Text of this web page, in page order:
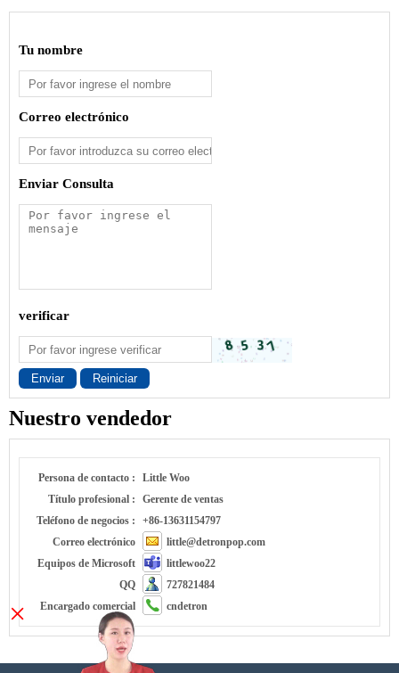
Tu nombre
Correo electrónico
Enviar Consulta
verificar
Enviar Reiniciar
Nuestro vendedor
Persona de contacto :
Little Woo
Título profesional :
Gerente de ventas
Teléfono de negocios :
+86-13631154797
Correo electrónico
little@detronpop.com
Equipos de Microsoft
littlewoo22
QQ
727821484
Encargado comercial
cndetron
×